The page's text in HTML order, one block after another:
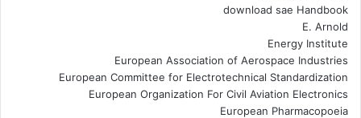
download sae Handbook
E. Arnold
Energy Institute
European Association of Aerospace Industries
European Committee for Electrotechnical Standardization
European Organization For Civil Aviation Electronics
European Pharmacopoeia